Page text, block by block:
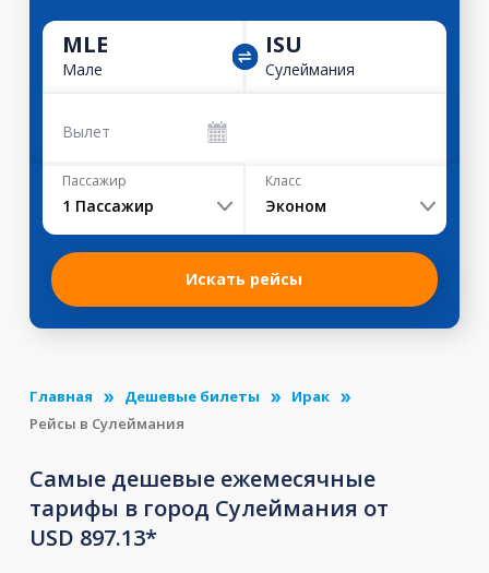
MLE
Мале
ISU
Сулеймания
Вылет
Пассажир
1 Пассажир
Класс
Эконом
Искать рейсы
Главная Дешевые билеты
Ирак
Рейсы в Сулеймания
Самые дешевые ежемесячные
тарифы в город Сулеймания от
USD 897.13*